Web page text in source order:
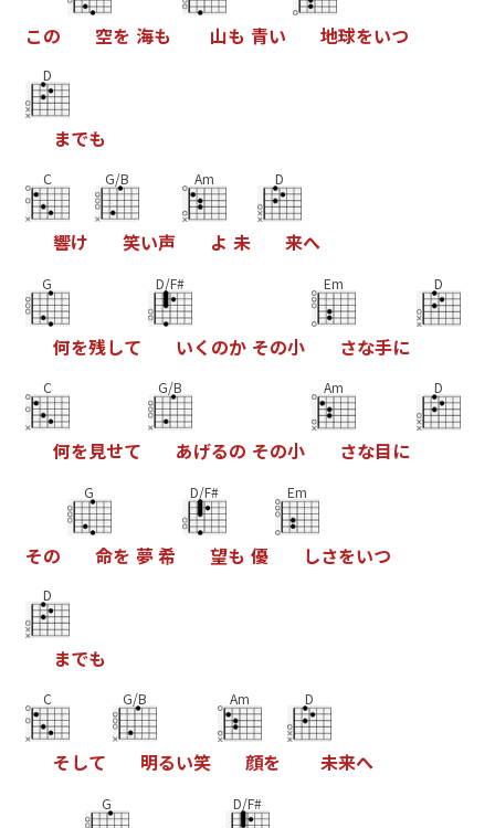
この 空を 海も 山も 青い 地球をいつ
D
までも
C
響け
G/B
笑い声
Am
よ 未
D
来へ
G
何を残して
D/F#
いく のか その小
Em
さな手に
D
C
何を見せて
G/B
あげるの その小
Am
さな目に
D
その
G
命を 夢希
D/F#
望も 優
Em
しさをいつ
D
までも
C
そ して
G/B
明るい笑
Am
顔を
D
未来へ
G D/F#